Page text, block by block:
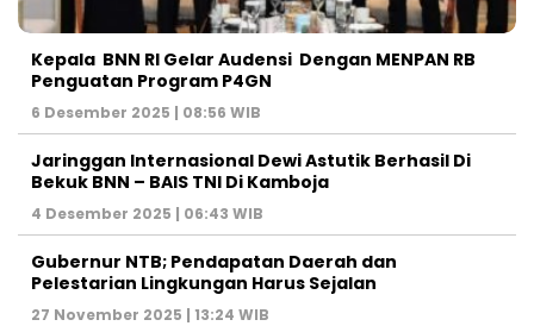
Kepala BNN RI Gelar Audensi Dengan MENPAN RB
Penguatan Program P4GN
6 Desember 2025 | 08:56 WIB
Jaringgan Internasional Dewi Astutik Berhasil Di
Bekuk BNN – BAIS TNI Di Kamboja
4 Desember 2025 | 06:43 WIB
Gubernur NTB; Pendapatan Daerah dan
Pelestarian Lingkungan Harus Sejalan
27 November 2025 | 13:24 WIB